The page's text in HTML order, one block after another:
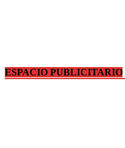
ESPACIO PUBLICITARIO